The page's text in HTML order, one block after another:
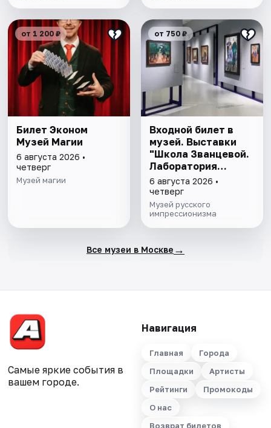
от 1 200 ₽
Билет Эконом
Музей Магии
6 августа 2026 •
четверг
Музей магии
от 750 ₽
Входной билет в
музей. Выставки
"Школа Званцевой.
Лаборатория
модернизма" и
"Хрупкие причуды:
от кондитерской к
музею"
6 августа 2026 •
четверг
Музей русского
импрессионизма
Все музеи в Москве →
Самые яркие события в
вашем городе.
Навигация
Главная
Города
Площадки
Артисты
Рейтинги
Промокоды
О нас
Возврат билетов